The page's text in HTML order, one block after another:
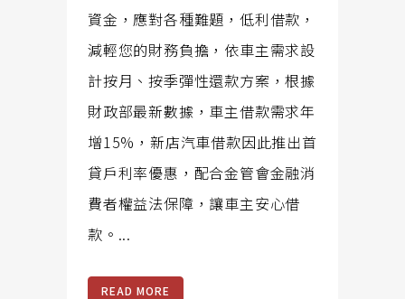
資金，應對各種難題，低利借款，
減輕您的財務負擔，依車主需求設
計按月、按季彈性還款方案，根據
財政部最新數據，車主借款需求年
增15%，新店汽車借款因此推出首
貸戶利率優惠，配合金管會金融消
費者權益法保障，讓車主安心借
款。...
READ MORE